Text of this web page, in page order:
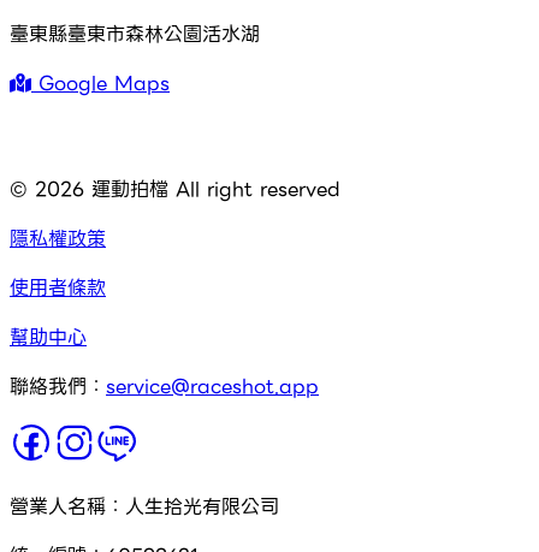
臺東縣臺東市森林公園活水湖
Google Maps
© 2026 運動拍檔 All right reserved
隱私權政策
使用者條款
幫助中心
聯絡我們： service@raceshot.app
營業人名稱：人生拾光有限公司